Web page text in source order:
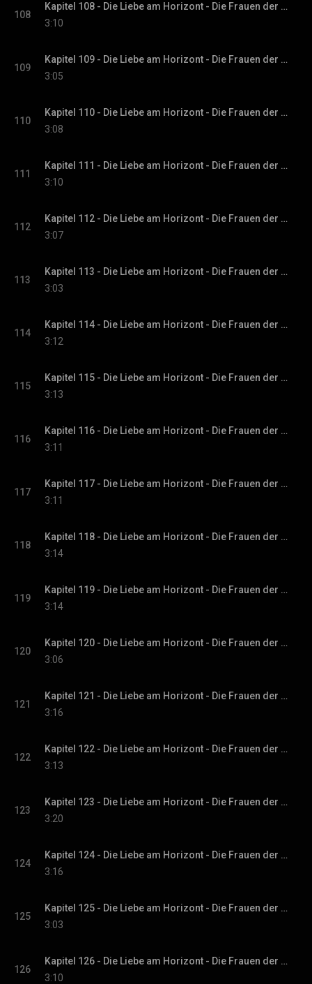
108
Kapitel 108 - Die Liebe am Horizont - Die Frauen der Villa Sommerwind, Band 3
3:10
109
Kapitel 109 - Die Liebe am Horizont - Die Frauen der Villa Sommerwind, Band 3
3:05
110
Kapitel 110 - Die Liebe am Horizont - Die Frauen der Villa Sommerwind, Band 3
3:08
111
Kapitel 111 - Die Liebe am Horizont - Die Frauen der Villa Sommerwind, Band 3
3:10
112
Kapitel 112 - Die Liebe am Horizont - Die Frauen der Villa Sommerwind, Band 3
3:07
113
Kapitel 113 - Die Liebe am Horizont - Die Frauen der Villa Sommerwind, Band 3
3:03
114
Kapitel 114 - Die Liebe am Horizont - Die Frauen der Villa Sommerwind, Band 3
3:12
115
Kapitel 115 - Die Liebe am Horizont - Die Frauen der Villa Sommerwind, Band 3
3:13
116
Kapitel 116 - Die Liebe am Horizont - Die Frauen der Villa Sommerwind, Band 3
3:11
117
Kapitel 117 - Die Liebe am Horizont - Die Frauen der Villa Sommerwind, Band 3
3:11
118
Kapitel 118 - Die Liebe am Horizont - Die Frauen der Villa Sommerwind, Band 3
3:14
119
Kapitel 119 - Die Liebe am Horizont - Die Frauen der Villa Sommerwind, Band 3
3:14
120
Kapitel 120 - Die Liebe am Horizont - Die Frauen der Villa Sommerwind, Band 3
3:06
121
Kapitel 121 - Die Liebe am Horizont - Die Frauen der Villa Sommerwind, Band 3
3:16
122
Kapitel 122 - Die Liebe am Horizont - Die Frauen der Villa Sommerwind, Band 3
3:13
123
Kapitel 123 - Die Liebe am Horizont - Die Frauen der Villa Sommerwind, Band 3
3:20
124
Kapitel 124 - Die Liebe am Horizont - Die Frauen der Villa Sommerwind, Band 3
3:16
125
Kapitel 125 - Die Liebe am Horizont - Die Frauen der Villa Sommerwind, Band 3
3:03
126
Kapitel 126 - Die Liebe am Horizont - Die Frauen der Villa Sommerwind, Band 3
3:10